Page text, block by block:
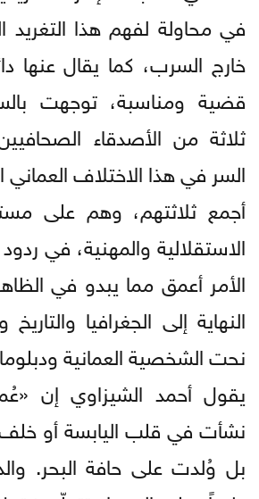
في محاولة لفهم هذا التغريد
خارج السرب، كما يقال عنها
قضية ومناسبة، توجهت
ثلاثة من الأصدقاء
السر في هذا الاختلاف العماني
أجمع ثلاثتهم، وهم على
الاستقلالية والمهنية، في
الأمر أعمق مما يبدو في
النهاية إلى الجغرافيا
نحت الشخصية العمانية
يقول أحمد الشيزاوي إن
نشأت في قلب اليابسة أو خلف
بل وُلدت على حافة البحر.